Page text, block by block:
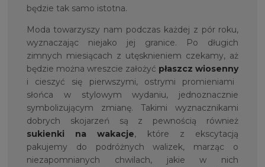
będzie tak samo istotna.
Moda towarzyszy nam podczas każdej z pór roku,
wyznaczając niejako jej granice. Po długich
zimnych miesiącach z utęsknieniem czekamy, aż
będzie można wreszcie założyć płaszcz wiosenny
i cieszyć się pierwszymi, ostrymi promieniami
słońca w stylowym wydaniu, jednoznacznie
symbolizującym zmianę. Takimi wyznacznikami
dobrych skojarzeń są z pewnością również
sukienki na wakacje, które z ekscytacją
pakujemy do podróżnych walizek, marząc o
niezapomnianych chwilach, jakie w nich